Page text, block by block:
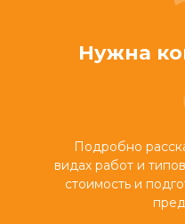
Нужна
Подробно
видах работ и
стоимость и